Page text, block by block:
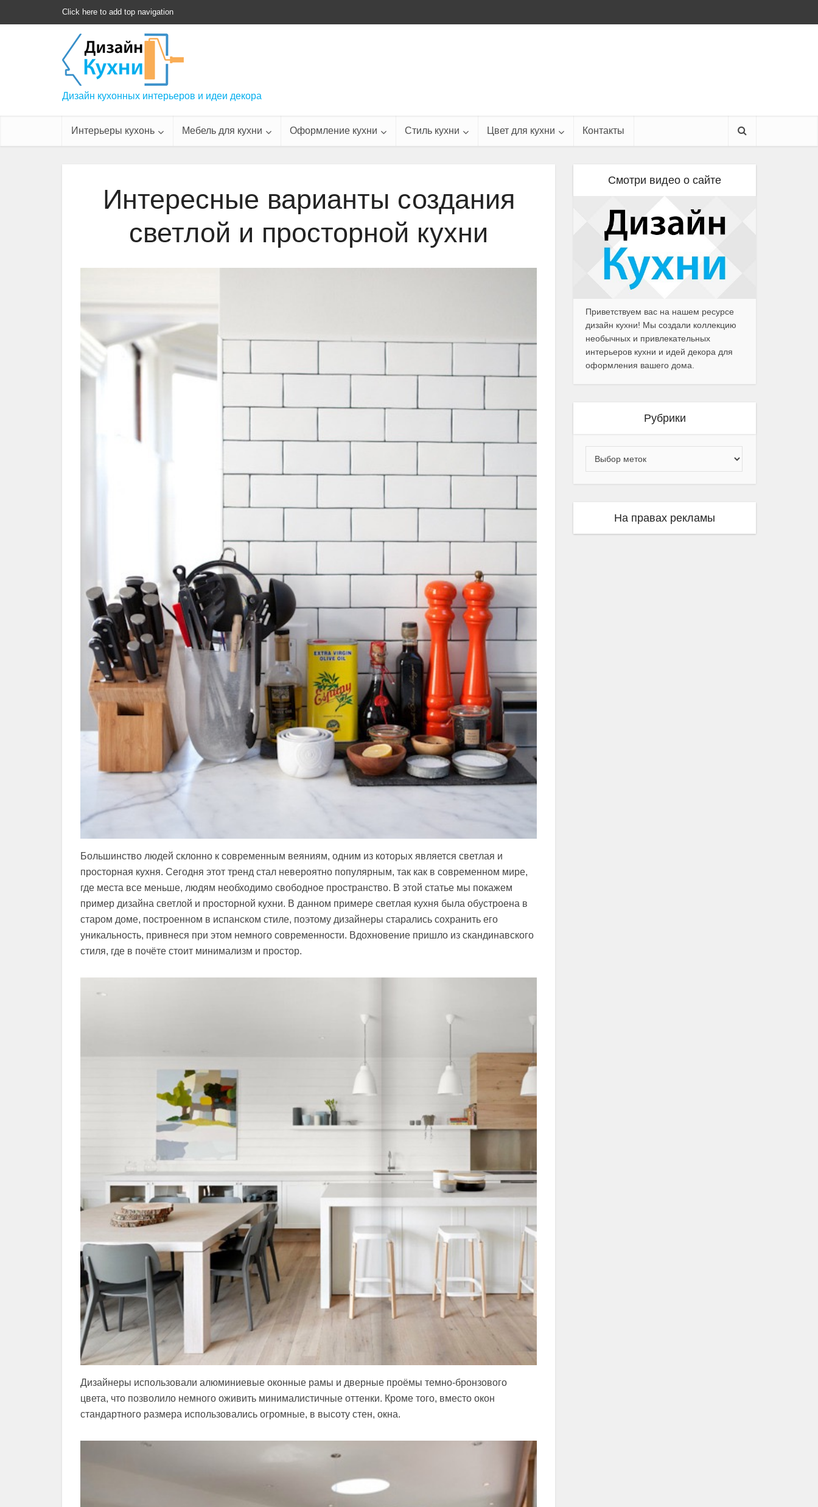
Click here to add top navigation
Дизайн кухонных интерьеров и идеи декора
Интерьеры кухонь Мебель для кухни Оформление кухни Стиль кухни Цвет для кухни Контакты
Интересные варианты создания
светлой и просторной кухни
Большинство людей склонно к современным веяниям, одним из которых является светлая и
просторная кухня. Сегодня этот тренд стал невероятно популярным, так как в современном мире,
где места все меньше, людям необходимо свободное пространство. В этой статье мы покажем
пример дизайна светлой и просторной кухни. В данном примере светлая кухня была обустроена в
старом доме, построенном в испанском стиле, поэтому дизайнеры старались сохранить его
уникальность, привнеся при этом немного современности. Вдохновение пришло из скандинавского
стиля, где в почёте стоит минимализм и простор.
Дизайнеры использовали алюминиевые оконные рамы и дверные проёмы темно-бронзового
цвета, что позволило немного оживить минималистичные оттенки. Кроме того, вместо окон
стандартного размера использовались огромные, в высоту стен, окна.
Смотри видео о сайте
Приветствуем вас на нашем ресурсе
дизайн кухни! Мы создали коллекцию
необычных и привлекательных
интерьеров кухни и идей декора для
оформления вашего дома.
Рубрики
На правах рекламы